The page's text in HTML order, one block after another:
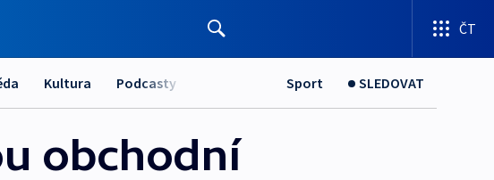
ČT
Kultura Podcasty Sport SLEDOVAT
obchodní